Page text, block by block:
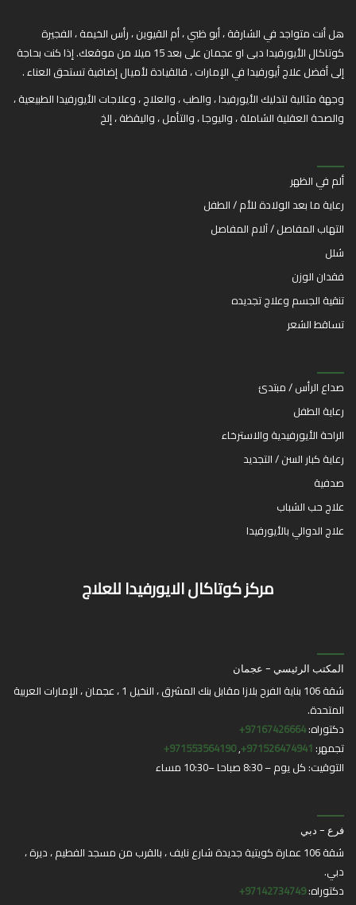
هل أنت متواجد في الشارقة ، أبو ظبي ، أم القيوين ، رأس الخيمة ، الفجيرة
كوتاكال الأيورفيدا دبى او عجمان على بعد 15 ميلا من موقعك. إذا كنت بحاجة
إلى أفضل علاج أيورفيدا في الإمارات ، فالقيادة لأميال إضافية تستحق العناء .
وجهة مثالية لتدليك الأيورفيدا ، والطب ، والعلاج ، وعلاجات الأيورفيدا الطبيعية ،
والصحة العقلية الشاملة ، واليوجا ، والتأمل ، واليقظة ، إلخ
ألم في الظهر
رعاية ما بعد الولادة للأم / الطفل
التهاب المفاصل / آلام المفاصل
شلل
فقدان الوزن
تنقية الجسم وعلاج تجديده
تساقط الشعر
صداع الرأس / مبتدئ
رعاية الطفل
الراحة الأيورفيدية والاسترخاء
رعاية كبار السن / التجديد
صدفية
علاج حب الشباب
علاج الدوالي بالأيورفيدا
مركز كوتاكال الايورفيدا للعلاج
المكتب الرئيسي - عجمان
شقة 106 بناية الفرح بلازا مقابل بنك المشرق ، النخيل 1 ، عجمان ، الإمارات العربية
المتحدة.
دكتوراه:97167426664+
تجمهر: 971526474941+
,
971553564190+
التوقيت: كل يوم – 8:30 صباحا –10:30 مساء
فرع - دبي
شقة 106 عمارة كويتية جديدة شارع نايف ، بالقرب من مسجد الفطيم ، ديرة ،
دبي.
دكتوراه:97142734749+